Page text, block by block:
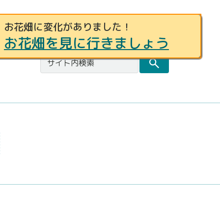
例募集 お問合せ 都庁総合トップページ
お花畑に変化がありました！
お花畑を見に行きましょう